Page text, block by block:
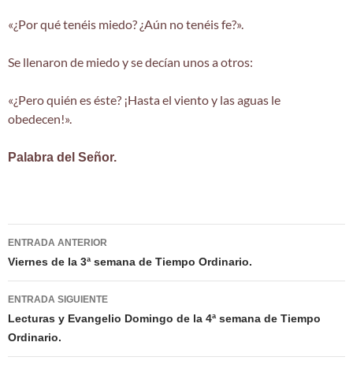
«¿Por qué tenéis miedo? ¿Aún no tenéis fe?».
Se llenaron de miedo y se decían unos a otros:
«¿Pero quién es éste? ¡Hasta el viento y las aguas le
obedecen!».
Palabra del Señor.
Navegación
de
entradas
ENTRADA ANTERIOR
Viernes de la 3ª semana de Tiempo Ordinario.
ENTRADA SIGUIENTE
Lecturas y Evangelio Domingo de la 4ª semana de Tiempo
Ordinario.